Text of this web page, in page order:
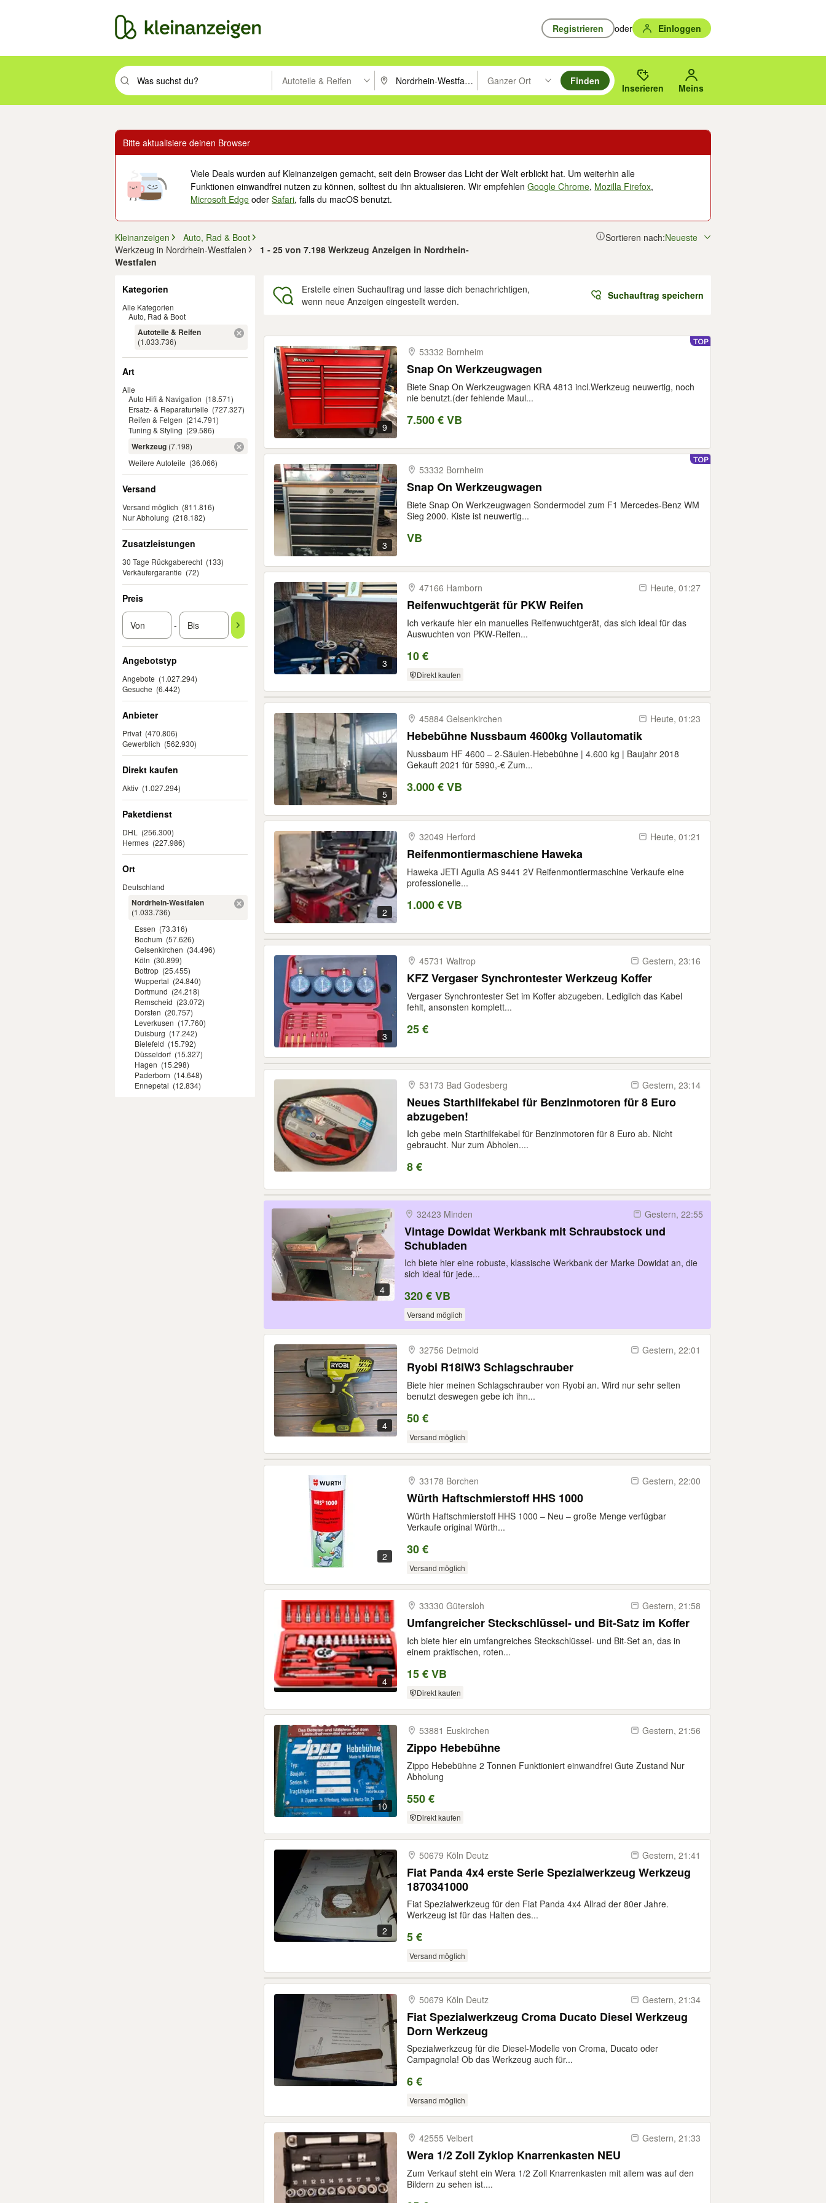
Registrieren oder Einloggen
Suchbegriff eingeben. Eingabetaste drücken um zu suchen, oder Vorschläge mit den Pfeiltasten nach oben/unten durchsuchen und mit Eingabetaste auswählen.
Autoteile & Reifen PLZ oder Ort eingeben. Eingabetaste drücken um zu suchen, oder Vorschläge mit den Pfeiltasten nach oben/
Ganzer Ort
Suche im Umkreis des gewählten Orts oder PLZ.
Finden
Inserieren Meins
Bitte aktualisiere deinen Browser
Viele Deals wurden auf Kleinanzeigen gemacht, seit dein Browser das Licht der Welt erblickt hat. Um weiterhin alle
Funktionen einwandfrei nutzen zu können, solltest du ihn aktualisieren. Wir empfehlenGoogle Chrome, Mozilla Firefox,
Microsoft Edge oderSafari, falls du macOS benutzt.
Kleinanzeigen
Auto, Rad & Boot
Werkzeug in Nordrhein-Westfalen
1 - 25 von 7.198 Werkzeug Anzeigen in Nordrhein-
Westfalen
Sortieren nach:Neueste
Kategorien
Alle Kategorien
Auto, Rad & Boot
Autoteile & Reifen
(1.033.736)
Art
Alle
Auto Hifi & Navigation (18.571)
Ersatz- & Reparaturteile (727.327)
Reifen & Felgen (214.791)
Tuning & Styling (29.586)
Werkzeug (7.198)
Weitere Autoteile (36.066)
Versand
Versand möglich (811.816)
Nur Abholung (218.182)
Zusatzleistungen
30 Tage Rückgaberecht (133)
Verkäufergarantie (72)
Preis
-
Angebotstyp
Angebote (1.027.294)
Gesuche (6.442)
Anbieter
Privat (470.806)
Gewerblich (562.930)
Direkt kaufen
Aktiv (1.027.294)
Paketdienst
DHL
(256.300)
Hermes (227.986)
Ort
Deutschland
Nordrhein-Westfalen
(1.033.736)
Essen (73.316)
Bochum (57.626)
Gelsenkirchen (34.496)
Köln (30.899)
Bottrop (25.455)
Wuppertal (24.840)
Dortmund (24.218)
Remscheid (23.072)
Dorsten (20.757)
Leverkusen (17.760)
Duisburg (17.242)
Bielefeld (15.792)
Düsseldorf (15.327)
Hagen (15.298)
Paderborn (14.648)
Ennepetal (12.834)
Erstelle einen Suchauftrag und lasse dich benachrichtigen,
wenn neue Anzeigen eingestellt werden.
Suchauftrag speichern
9
53332 Bornheim
Snap On Werkzeugwagen
Biete Snap On Werkzeugwagen KRA 4813 incl.Werkzeug neuwertig, noch
nie benutzt.(der fehlende Maul...
7.500 € VB
3
53332 Bornheim
Snap On Werkzeugwagen
Biete Snap On Werkzeugwagen Sondermodel zum F1 Mercedes-Benz WM
Sieg 2000. Kiste ist neuwertig...
VB
3
47166 Hamborn Heute, 01:27
Reifenwuchtgerät für PKW Reifen
Ich verkaufe hier ein manuelles Reifenwuchtgerät, das sich ideal für das
Auswuchten von PKW-Reifen...
10 €
Direkt kaufen
5
45884 Gelsenkirchen Heute, 01:23
Hebebühne Nussbaum 4600kg Vollautomatik
Nussbaum HF 4600 – 2-Säulen-Hebebühne | 4.600 kg | Baujahr 2018
Gekauft 2021 für 5990,-€ Zum...
3.000 € VB
2
32049 Herford Heute, 01:21
Reifenmontiermaschiene Haweka
Haweka JETI Aguila AS 9441 2V Reifenmontiermaschine Verkaufe eine
professionelle...
1.000 € VB
3
45731 Waltrop Gestern, 23:16
KFZ Vergaser Synchrontester Werkzeug Koffer
Vergaser Synchrontester Set im Koffer abzugeben. Lediglich das Kabel
fehlt, ansonsten komplett...
25 €
53173 Bad Godesberg Gestern, 23:14
Neues Starthilfekabel für Benzinmotoren für 8 Euro
abzugeben!
Ich gebe mein Starthilfekabel für Benzinmotoren für 8 Euro ab. Nicht
gebraucht. Nur zum Abholen....
8 €
4
32423 Minden Gestern, 22:55
Vintage Dowidat Werkbank mit Schraubstock und
Schubladen
Ich biete hier eine robuste, klassische Werkbank der Marke Dowidat an, die
sich ideal für jede...
320 € VB
Versand möglich
4
32756 Detmold Gestern, 22:01
Ryobi R18IW3 Schlagschrauber
Biete hier meinen Schlagschrauber von Ryobi an. Wird nur sehr selten
benutzt deswegen gebe ich ihn...
50 €
Versand möglich
2
33178 Borchen Gestern, 22:00
Würth Haftschmierstoff HHS 1000
Würth Haftschmierstoff HHS 1000 – Neu – große Menge verfügbar
Verkaufe original Würth...
30 €
Versand möglich
4
33330 Gütersloh Gestern, 21:58
Umfangreicher Steckschlüssel- und Bit-Satz im Koffer
Ich biete hier ein umfangreiches Steckschlüssel- und Bit-Set an, das in
einem praktischen, roten...
15 € VB
Direkt kaufen
10
53881 Euskirchen Gestern, 21:56
Zippo Hebebühne
Zippo Hebebühne 2 Tonnen Funktioniert einwandfrei Gute Zustand Nur
Abholung
550 €
Direkt kaufen
2
50679 Köln Deutz Gestern, 21:41
Fiat Panda 4x4 erste Serie Spezialwerkzeug Werkzeug
1870341000
Fiat Spezialwerkzeug für den Fiat Panda 4x4 Allrad der 80er Jahre.
Werkzeug ist für das Halten des...
5 €
Versand möglich
50679 Köln Deutz Gestern, 21:34
Fiat Spezialwerkzeug Croma Ducato Diesel Werkzeug
Dorn Werkzeug
Spezialwerkzeug für die Diesel-Modelle von Croma, Ducato oder
Campagnola! Ob das Werkzeug auch für...
6 €
Versand möglich
42555 Velbert Gestern, 21:33
Wera 1/2 Zoll Zyklop Knarrenkasten NEU
Zum Verkauf steht ein Wera 1/2 Zoll Knarrenkasten mit allem was auf den
Bildern zu sehen ist....